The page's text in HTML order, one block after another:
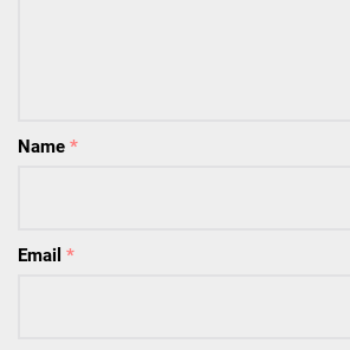
Name *
Email *